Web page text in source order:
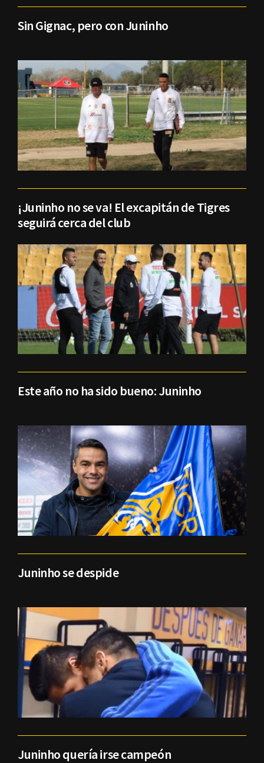
Sin Gignac, pero con Juninho
¡Juninho no se va! El excapitán de Tigres
seguirá cerca del club
Este año no ha sido bueno: Juninho
Juninho se despide
Juninho quería irse campeón